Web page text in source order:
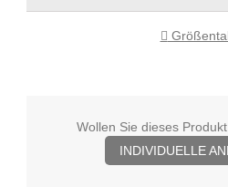
Wollen Sie dieses
INDIVIDUELLE